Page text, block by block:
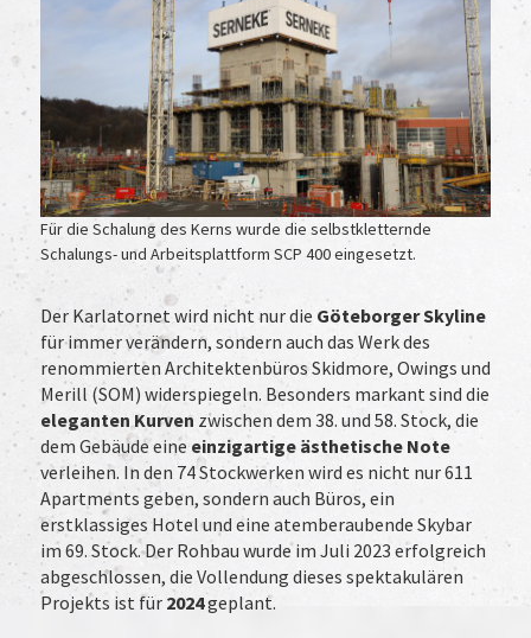
Für die Schalung des Kerns wurde die selbstkletternde
Schalungs- und Arbeitsplattform SCP 400 eingesetzt.
Der Karlatornet wird nicht nur die Göteborger Skyline
für immer verändern, sondern auch das Werk des
renommierten Architektenbüros Skidmore, Owings und
Merill (SOM) widerspiegeln. Besonders markant sind die
eleganten Kurven zwischen dem 38. und 58. Stock, die
dem Gebäude eine einzigartige ästhetische Note
verleihen. In den 74 Stockwerken wird es nicht nur 611
Apartments geben, sondern auch Büros, ein
erstklassiges Hotel und eine atemberaubende Skybar
im 69. Stock. Der Rohbau wurde im Juli 2023 erfolgreich
abgeschlossen, die Vollendung dieses spektakulären
Projekts ist für 2024geplant.